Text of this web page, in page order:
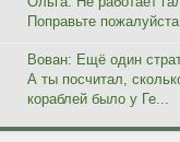
Поправьте
Вован: Ещё один
А ты посчитал,
кораблей было у Ге...